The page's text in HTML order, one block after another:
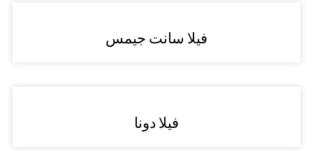
فيلا سانت جيمس
فيلا دونا